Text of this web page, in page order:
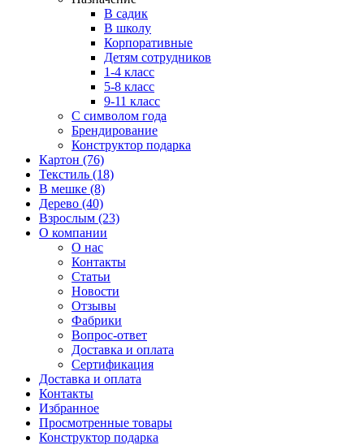
В садик
В школу
Корпоративные
Детям сотрудников
1-4 класс
5-8 класс
9-11 класс
С символом года
Брендирование
Конструктор подарка
Картон (76)
Текстиль (18)
В мешке (8)
Дерево (40)
Взрослым (23)
О компании
О нас
Контакты
Статьи
Новости
Отзывы
Фабрики
Вопрос-ответ
Доставка и оплата
Сертификация
Доставка и оплата
Контакты
Избранное
Просмотренные товары
Конструктор подарка